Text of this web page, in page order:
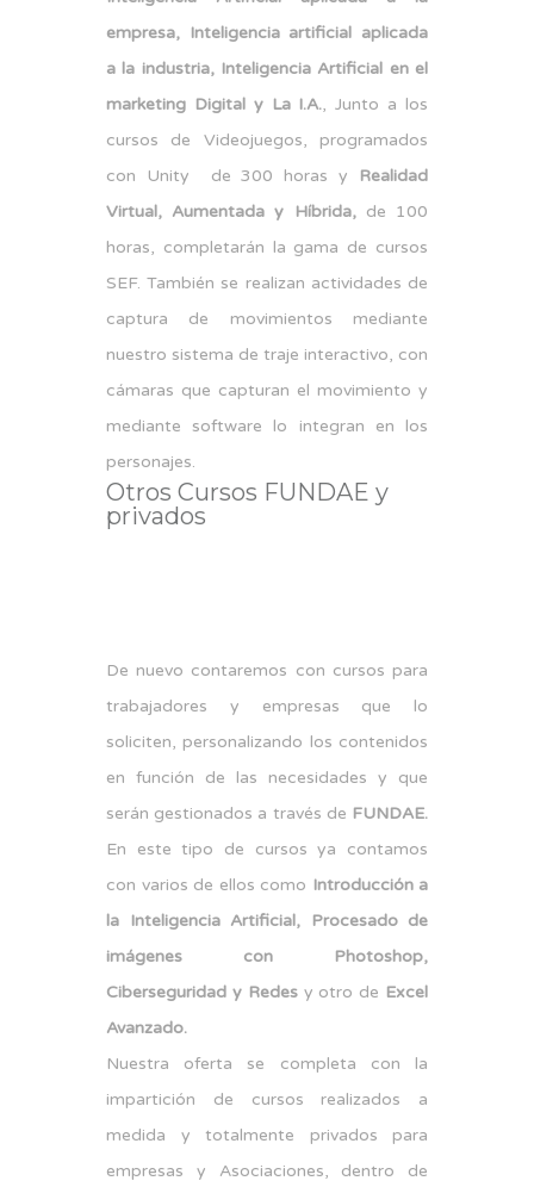
empresa, Inteligencia artificial aplicada
a la industria, Inteligencia Artificial en el
marketing Digital y La I.A., Junto a los
cursos de Videojuegos, programados
con Unity
de 300 horas y
Realidad
Virtual, Aumentada y Híbrida,de 100
horas, completarán la gama de cursos
SEF. También se realizan actividades de
captura de movimientos mediante
nuestro sistema de traje interactivo, con
cámaras que capturan el movimiento y
mediante software lo integran en los
personajes.
Otros Cursos FUNDAE y
privados
De nuevo contaremos con cursos para
trabajadores y empresas que lo
soliciten, personalizando los contenidos
en función de las necesidades y que
serán gestionados a través de FUNDAE.
En este tipo de cursos ya contamos
con varios de ellos como Introducción a
la Inteligencia Artificial, Procesado de
imágenes con Photoshop,
Ciberseguridad y Redesy otro de Excel
Avanzado.
Nuestra oferta se completa con la
impartición de cursos realizados a
medida y totalmente privados para
empresas y Asociaciones, dentro de